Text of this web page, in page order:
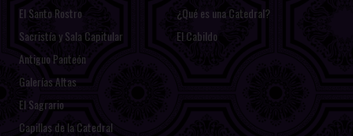
El Santo Rostro
Sacristía y Sala Capitular
Antiguo Panteón
Galerías Altas
El Sagrario
Capillas de la Catedral
¿Qué es una Catedral?
El Cabildo